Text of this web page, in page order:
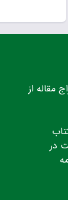
مقاله از
در